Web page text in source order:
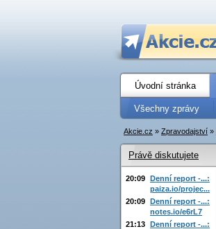
Úvodní stránka
Všechny zprávy
Akcie.cz » Zpravodajství »
Právě diskutujete
20:09 Denní report -...:
paiza.io/projec...
20:09 Denní report -...:
notes.io/e6rL7
21:13 Denní report -...: